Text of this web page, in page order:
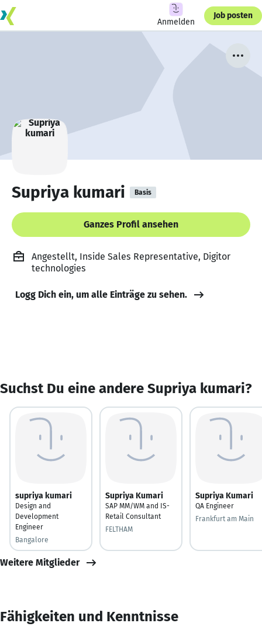
Anmelden
Job posten
Supriya kumari Basis
Ganzes Profil ansehen
Angestellt, Inside Sales Representative, Digitor
technologies
Logg Dich ein, um alle Einträge zu sehen.
Suchst Du eine andere Supriya kumari?
supriya kumari
Design and
Development
Engineer
Bangalore
Supriya Kumari
SAP MM/WM and IS-
Retail Consultant
FELTHAM
Supriya Kumari
QA Engineer
Frankfurt am Main
Weitere Mitglieder
Fähigkeiten und Kenntnisse